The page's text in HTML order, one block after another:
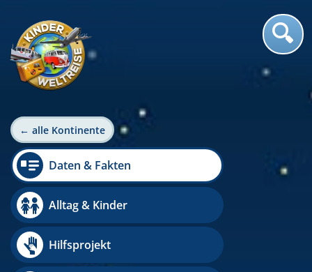
← alle Kontinente
Daten & Fakten
Alltag & Kinder
Hilfsprojekt